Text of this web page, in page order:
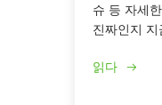
슈 등 자세
진짜인지
읽다